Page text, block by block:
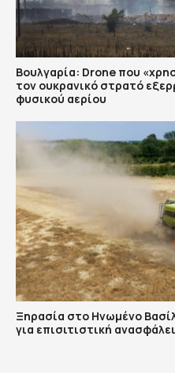
Βουλγαρία: Drone που
τον ουκρανικό στρατό
φυσικού αερίου
Ξηρασία στο Ηνωμένο
για επισιτιστική